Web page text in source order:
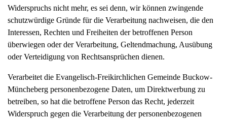
Widerspruchs nicht mehr, es sei denn, wir können zwingende
schutzwürdige Gründe für die Verarbeitung nachweisen, die den
Interessen, Rechten und Freiheiten der betroffenen Person
überwiegen oder der Verarbeitung, Geltendmachung, Ausübung
oder Verteidigung von Rechtsansprüchen dienen.
Verarbeitet die Evangelisch-Freikirchlichen Gemeinde Buckow-
Müncheberg personenbezogene Daten, um Direktwerbung zu
betreiben, so hat die betroffene Person das Recht, jederzeit
Widerspruch gegen die Verarbeitung der personenbezogenen